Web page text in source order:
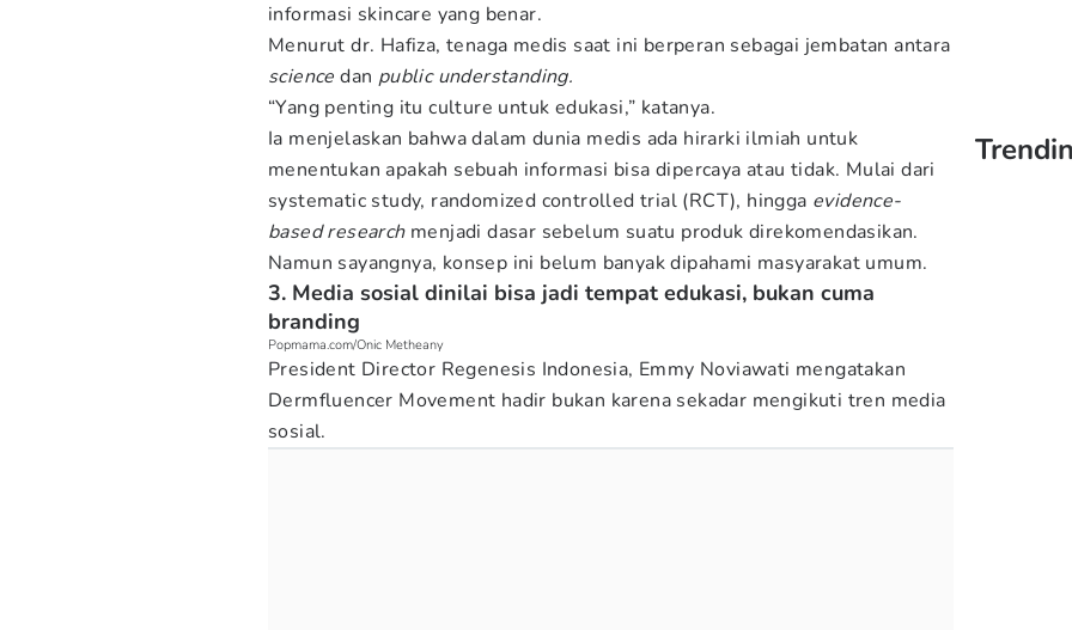
informasi skincare yang benar.
Menurut dr. Hafiza, tenaga medis saat ini berperan sebagai jembatan antara
science dan public understanding.
“Yang penting itu culture untuk edukasi,” katanya.
Ia menjelaskan bahwa dalam dunia medis ada hirarki ilmiah untuk
menentukan apakah sebuah informasi bisa dipercaya atau tidak. Mulai dari
systematic study, randomized controlled trial (RCT), hingga evidence-
based research menjadi dasar sebelum suatu produk direkomendasikan.
Namun sayangnya, konsep ini belum banyak dipahami masyarakat umum.
3. Media sosial dinilai bisa jadi tempat edukasi, bukan cuma
branding
Popmama.com/Onic Metheany
President Director Regenesis Indonesia, Emmy Noviawati mengatakan
Dermfluencer Movement hadir bukan karena sekadar mengikuti tren media
sosial.